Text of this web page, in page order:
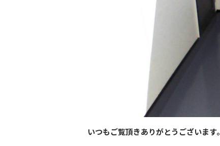
いつもご覧頂きありがとうございます。